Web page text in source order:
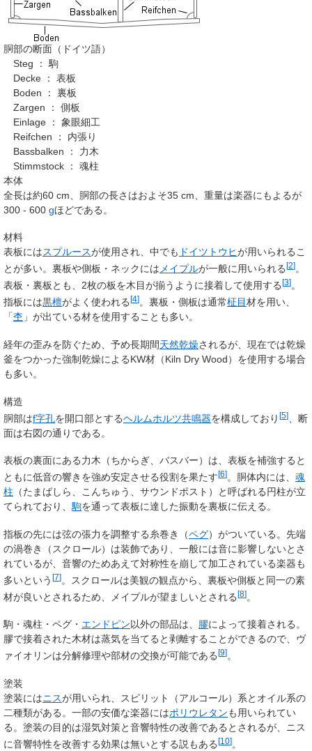
胴部の断面 （ドイツ語）
Steg ： 駒
Decke ： 表板
Boden ： 裏板
Zargen ： 側板
Einlage ： 象眼細工
Reifchen ： 内張り
Bassbalken ： 力木
Stimmstock ： 魂柱
本体
全長は約60 cm 、胴部の長さはおよそ35 cm 、重量は楽器にもよるが
300 - 600 gほどである。
材料
表板にはスプルースが使用され、中でも ドイツトウヒが用いられるこ
とが多い。裏板や側板・ネックにはメイプルが一般に用いられる [2]。
表板・裏板とも、2枚の板を木目が揃うように接着して使用する [3]。
指板には黒檀がよく使われる [4]。裏板・側板は通常柾目材を用い、
「杢 」が出ている材を使用することも多い。
経年の歪みを防ぐため、予め長期間天然乾燥されるが、現在では乾燥
釜をつかった強制乾燥によるKW材（Kiln Dry Wood）を使用する場合
も多い。
構造
胴部はf字孔を開口部とするヘルムホルツ共鳴器を構成しており [5]
、断
面は右図の通りである。
表板の裏面にある力木（ちからぎ、バスバー）は、表板を補強すると
ともに低音の響きを強め安定させる役割を果たす[6]。胴体内には、 魂
柱 （たまばしら、こんちゅう、サウンドポスト）と呼ばれる円柱が立
てられており、駒を通って表板に達した振動を裏板に伝える。
指板の先には弦の張力を調整する糸巻き（ペグ）がついている。先端
の渦巻き（スクロール）は装飾であり、一般には音に影響しないとさ
れているが、音響のためあえて対称性を崩して加工されている楽器も
多いという [7]。スクロールは美観の観点から、裏板や側板と同一の素
材が良いとされるため、メイプルが望ましいとされる[8]。
駒・魂柱・ペグ・ エンドピン以外の部品は、 膠によって接着される。
膠で接着された木材は蒸気を当てると剥離することができるので、ヴ
ァイオリンは分解修理や部材の交換が可能である [9]。
塗装
塗装にはニスが用いられ、スピリット（アルコール）系とオイル系の
二種類がある。一部の安価な楽器にはポリウレタンも用いられてい
る。塗装の目的は湿気対策と音響特性の改善であるとされるが、ニス
に音響特性を改善する効果は無いとする説もある[10]。